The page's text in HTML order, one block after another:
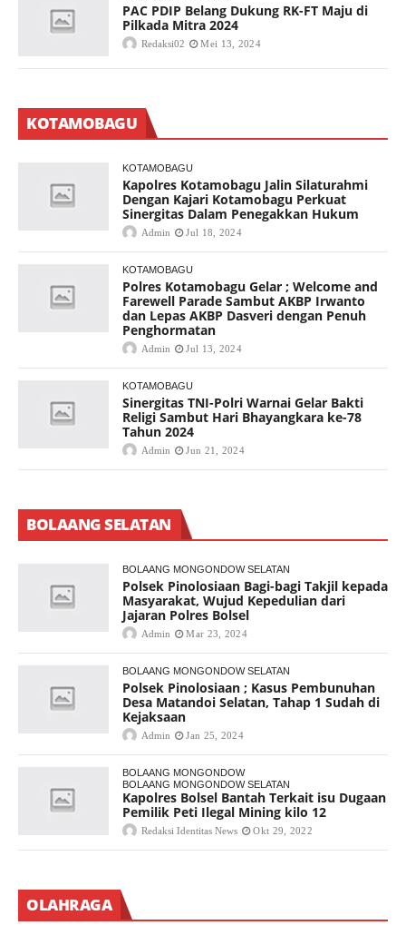
PAC PDIP Belang Dukung RK-FT Maju di
Pilkada Mitra 2024
Redaksi02 Mei 13, 2024
KOTAMOBAGU
KOTAMOBAGU
Kapolres Kotamobagu Jalin Silaturahmi
Dengan Kajari Kotamobagu Perkuat
Sinergitas Dalam Penegakkan Hukum
Admin Jul 18, 2024
KOTAMOBAGU
Polres Kotamobagu Gelar ; Welcome and
Farewell Parade Sambut AKBP Irwanto
dan Lepas AKBP Dasveri dengan Penuh
Penghormatan
Admin Jul 13, 2024
KOTAMOBAGU
Sinergitas TNI-Polri Warnai Gelar Bakti
Religi Sambut Hari Bhayangkara ke-78
Tahun 2024
Admin Jun 21, 2024
BOLAANG SELATAN
BOLAANG MONGONDOW SELATAN
Polsek Pinolosiaan Bagi-bagi Takjil kepada
Masyarakat, Wujud Kepedulian dari
Jajaran Polres Bolsel
Admin Mar 23, 2024
BOLAANG MONGONDOW SELATAN
Polsek Pinolosiaan ; Kasus Pembunuhan
Desa Matandoi Selatan, Tahap 1 Sudah di
Kejaksaan
Admin Jan 25, 2024
BOLAANG MONGONDOW
BOLAANG MONGONDOW SELATAN
Kapolres Bolsel Bantah Terkait isu Dugaan
Pemilik Peti Ilegal Mining kilo 12
Redaksi Identitas News Okt 29, 2022
OLAHRAGA